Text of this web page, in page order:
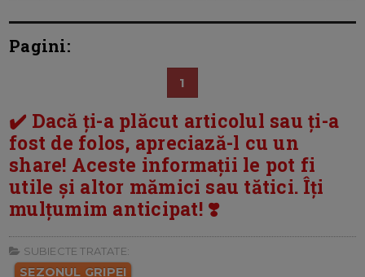
Pagini:
1
✔️ Dacă ți-a plăcut articolul sau ți-a
fost de folos, apreciază-l cu un
share! Aceste informații le pot fi
utile și altor mămici sau tătici. Îți
mulțumim anticipat! ❣️
SUBIECTE TRATATE:
SEZONUL GRIPEI